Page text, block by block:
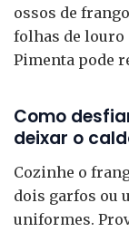
ossos de
folhas de louro
Pimenta pode
Como
deixar o
Cozinhe o
dois garfos ou
uniformes.